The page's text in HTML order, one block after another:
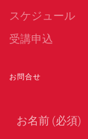
スケジュール
受講申込
お問合せ
お名前 (必須)